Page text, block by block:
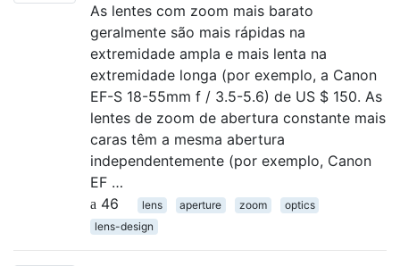
As lentes com zoom mais barato
geralmente são mais rápidas na
extremidade ampla e mais lenta na
extremidade longa (por exemplo, a Canon
EF-S 18-55mm f / 3.5-5.6) de US $ 150. As
lentes de zoom de abertura constante mais
caras têm a mesma abertura
independentemente (por exemplo, Canon
EF …
46
lens aperture zoom
optics
lens-design